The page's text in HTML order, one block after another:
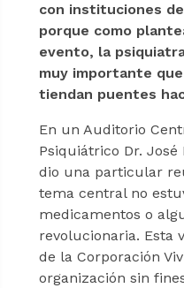
con instituciones
porque como
evento, la
muy importante
tiendan puentes
En un Auditorio
Psiquiátrico Dr.
dio una particular
tema central no
medicamentos o
revolucionaria. Esta
de la Corporación
organización sin